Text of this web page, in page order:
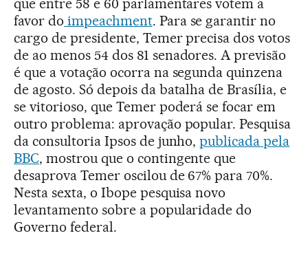
que entre 58 e 60 parlamentares votem a
favor do impeachment. Para se garantir no
cargo de presidente, Temer precisa dos votos
de ao menos 54 dos 81 senadores. A previsão
é que a votação ocorra na segunda quinzena
de agosto. Só depois da batalha de Brasília, e
se vitorioso, que Temer poderá se focar em
outro problema: aprovação popular. Pesquisa
da consultoria Ipsos de junho,publicada pela
BBC, mostrou que o contingente que
desaprova Temer oscilou de 67% para 70%.
Nesta sexta, o Ibope pesquisa novo
levantamento sobre a popularidade do
Governo federal.